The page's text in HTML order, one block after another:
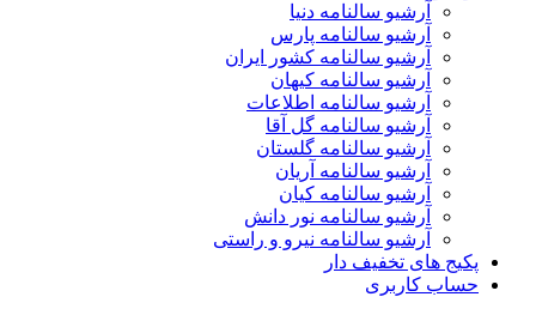
آرشیو سالنامه دنیا
آرشیو سالنامه پارس
آرشیو سالنامه کشور ایران
آرشیو سالنامه کیهان
آرشیو سالنامه اطلاعات
آرشیو سالنامه گل آقا
آرشیو سالنامه گلستان
آرشیو سالنامه آریان
آرشیو سالنامه کیان
آرشیو سالنامه نور دانش
آرشیو سالنامه نیرو و راستی
پکیج های تخفیف دار
حساب کاربری